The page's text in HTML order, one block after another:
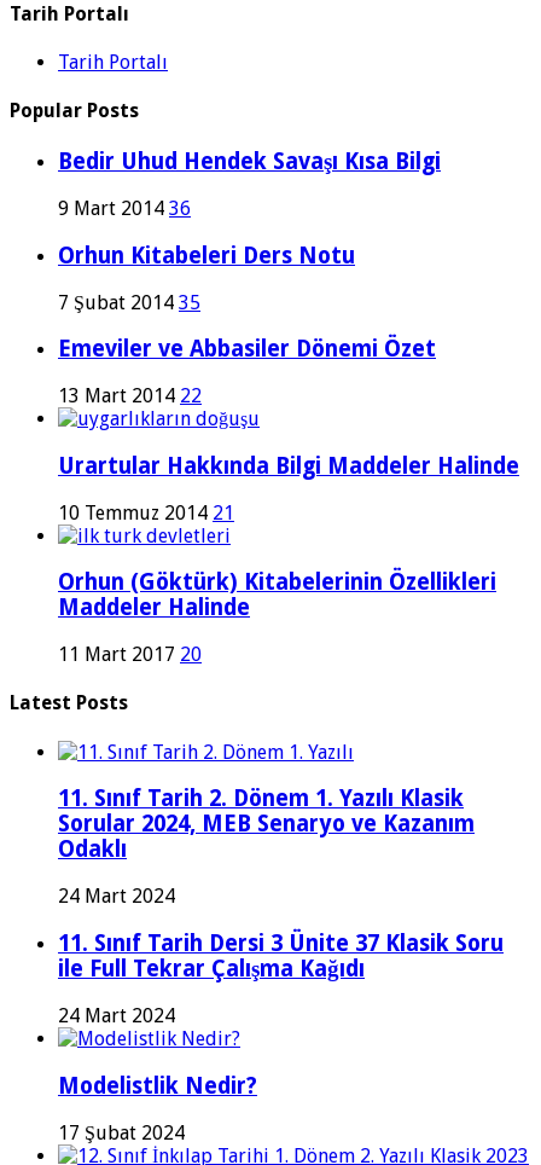
Tarih Portalı
Tarih Portalı
Popular Posts
Bedir Uhud Hendek Savaşı Kısa Bilgi
9 Mart 2014 36
Orhun Kitabeleri Ders Notu
7 Şubat 2014 35
Emeviler ve Abbasiler Dönemi Özet
13 Mart 2014 22
Urartular Hakkında Bilgi Maddeler Halinde
10 Temmuz 2014 21
Orhun (Göktürk) Kitabelerinin Özellikleri
Maddeler Halinde
11 Mart 2017 20
Latest Posts
11. Sınıf Tarih 2. Dönem 1. Yazılı Klasik
Sorular 2024, MEB Senaryo ve Kazanım
Odaklı
24 Mart 2024
11. Sınıf Tarih Dersi 3 Ünite 37 Klasik Soru
ile Full Tekrar Çalışma Kağıdı
24 Mart 2024
Modelistlik Nedir?
17 Şubat 2024